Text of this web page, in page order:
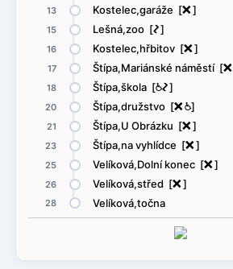
13 Kostelec,garáže [ë]
15 Lešná,zoo [ó]
16 Kostelec,hřbitov [ë]
17 Štípa,Mariánské náměstí [ë
18 Štípa,škola [@ó]
20 Štípa,družstvo [ë@]
21 Štípa,U Obrázku [ë]
23 Štípa,na vyhlídce [ë]
25 Velíková,Dolní konec [ë]
26 Velíková,střed [ë]
28 Velíková,točna